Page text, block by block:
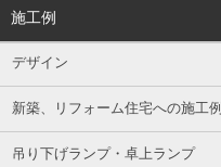
施工例
デザイン
新築、リフォーム住宅への施工例
吊り下げランプ・卓上ランプ